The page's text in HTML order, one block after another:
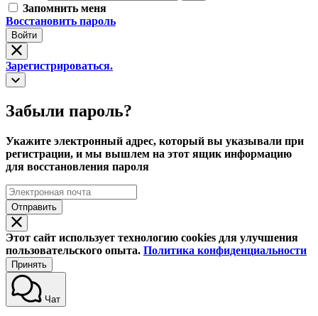
Запомнить меня
Восстановить пароль
Войти
Зарегистрироваться.
Забыли пароль?
Укажите электронный адрес, который вы указывали при
регистрации, и мы вышлем на этот ящик информацию
для восстановления пароля
Отправить
Этот сайт использует технологию cookies для улучшения
пользовательского опыта. Политика конфиденциальности
Принять
Чат